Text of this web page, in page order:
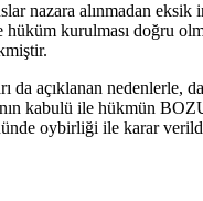
nazara alınmadan eksik
hüküm kurulması doğru
da açıklanan nedenlerle,
kabulü ile hükmün
oybirliği ile karar